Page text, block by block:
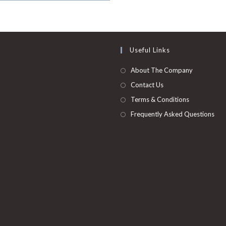
Useful Links
About The Company
Contact Us
Terms & Conditions
Frequently Asked Questions